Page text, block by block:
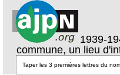
1939-
commune, un lieu